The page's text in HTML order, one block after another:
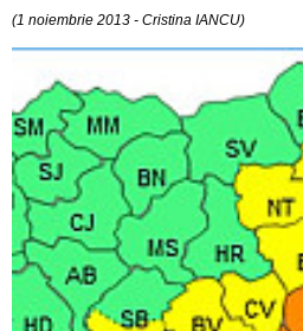
(1 noiembrie 2013 - Cristina IANCU)